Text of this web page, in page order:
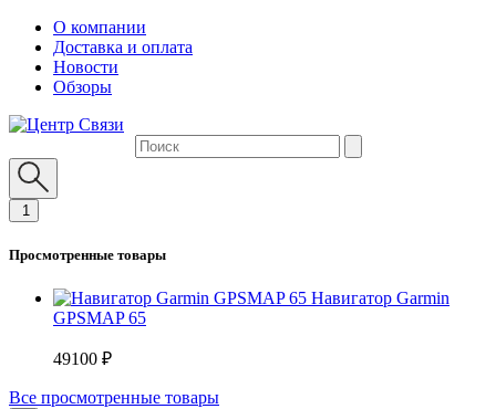
О компании
Доставка и оплата
Новости
Обзоры
1
Просмотренные товары
Навигатор Garmin
GPSMAP 65
49100 ₽
Все просмотренные товары